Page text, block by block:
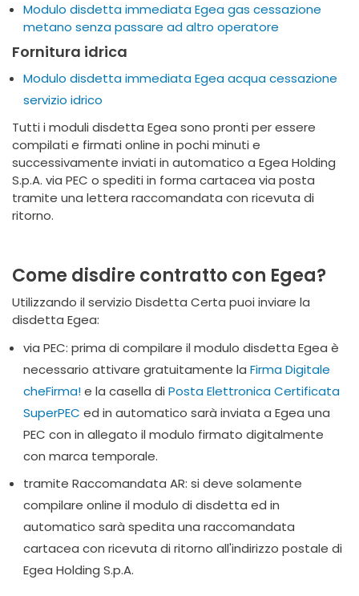
Modulo disdetta immediata Egea gas cessazione
metano senza passare ad altro operatore
Fornitura idrica
Modulo disdetta immediata Egea acqua cessazione
servizio idrico
Tutti i moduli disdetta Egea sono pronti per essere
compilati e firmati online in pochi minuti e
successivamente inviati in automatico a Egea Holding
S.p.A. via PEC o spediti in forma cartacea via posta
tramite una lettera raccomandata con ricevuta di
ritorno.
Come disdire contratto con Egea?
Utilizzando il servizio Disdetta Certa puoi inviare la
disdetta Egea:
via PEC: prima di compilare il modulo disdetta Egea è
necessario attivare gratuitamente la Firma Digitale
cheFirma!e la casella di Posta Elettronica Certificata
SuperPEC ed in automatico sarà inviata a Egea una
PEC con in allegato il modulo firmato digitalmente
con marca temporale.
tramite Raccomandata AR: si deve solamente
compilare online il modulo di disdetta ed in
automatico sarà spedita una raccomandata
cartacea con ricevuta di ritorno all'indirizzo postale di
Egea Holding S.p.A.